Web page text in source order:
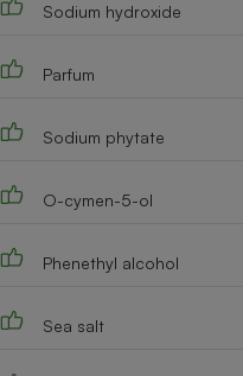
Sodium hydroxide
Parfum
Sodium phytate
O-cymen-5-ol
Phenethyl alcohol
Sea salt